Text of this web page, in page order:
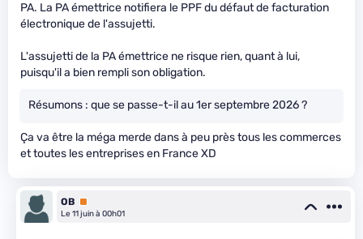
PA. La PA émettrice notifiera le PPF du défaut de facturation
électronique de l'assujetti.
L'assujetti de la PA émettrice ne risque rien, quant à lui,
puisqu'il a bien rempli son obligation.
Résumons : que se passe-t-il au 1er septembre 2026 ?
Ça va être la méga merde dans à peu près tous les commerces
et toutes les entreprises en France XD
OB Premium
Le 11 juin à 00h01